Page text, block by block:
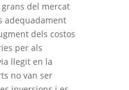
del mercat
adequadament
dels costos
per als
llegit en la
no van ser